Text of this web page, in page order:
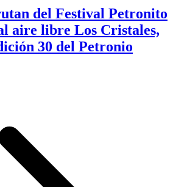
del Festival Petronito
aire libre Los Cristales,
30 del Petronio